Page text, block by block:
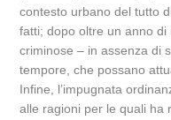
contesto urbano del tutto
fatti; dopo oltre un anno
criminose – in assenza di
tempore, che possano
Infine, l’impugnata
alle ragioni per le quali ha